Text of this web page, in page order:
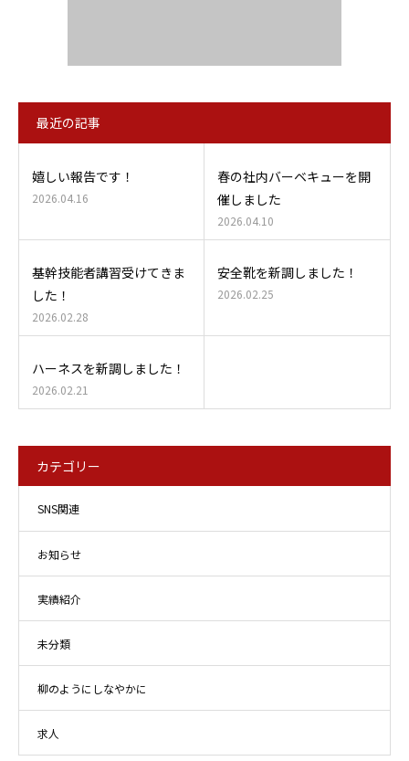
最近の記事
嬉しい報告です！
2026.04.16
春の社内バーベキューを開
催しました
2026.04.10
基幹技能者講習受けてきま
した！
2026.02.28
安全靴を新調しました！
2026.02.25
ハーネスを新調しました！
2026.02.21
カテゴリー
SNS関連
お知らせ
実績紹介
未分類
柳のようにしなやかに
求人